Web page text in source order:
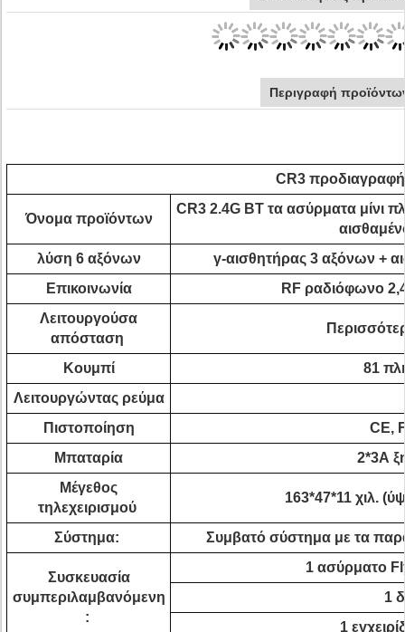
Περιγραφή
CR3 προδιαγραφή
Όνομα προϊόντων
CR3 2.4G BT τα ασύρματα μίνι
λύση 6 αξόνων
γ-αισθητήρας 3 αξόνων +
Επικοινωνία
RF ραδιόφωνο
Λειτουργούσα
απόσταση
Κουμπί
81
Λειτουργώντας ρεύμα
Πιστοποίηση
CE,
Μπαταρία
2*3A
Μέγεθος
τηλεχειρισμού
163*47*11 χιλ.
Σύστημα: Συμβατό σύστημα με τα
Συσκευασία
συμπεριλαμβανόμενη
:
1 ασύρματο
1
1